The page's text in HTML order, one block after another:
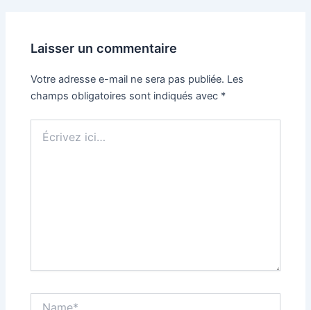
Laisser un commentaire
Votre adresse e-mail ne sera pas publiée. Les
champs obligatoires sont indiqués avec *
ici…